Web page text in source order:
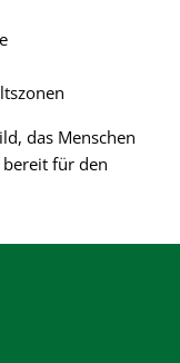
das Menschen
für den